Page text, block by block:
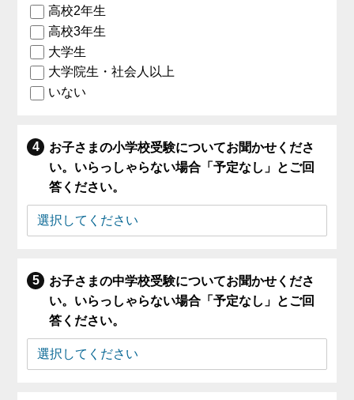
高校2年生
高校3年生
大学生
大学院生・社会人以上
いない
お子さまの小学校受験についてお聞かせくださ
い。いらっしゃらない場合「予定なし」とご回
答ください。
お子さまの中学校受験についてお聞かせくださ
い。いらっしゃらない場合「予定なし」とご回
答ください。